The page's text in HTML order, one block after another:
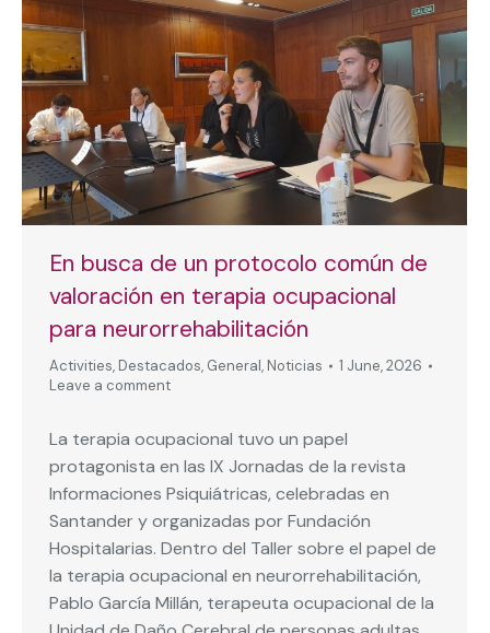
En busca de un protocolo común de
valoración en terapia ocupacional
para neurorrehabilitación
Activities, Destacados, General, Noticias
1 June, 2026
Leave a comment
La terapia ocupacional tuvo un papel
protagonista en las IX Jornadas de la revista
Informaciones Psiquiátricas, celebradas en
Santander y organizadas por Fundación
Hospitalarias. Dentro del Taller sobre el papel de
la terapia ocupacional en neurorrehabilitación,
Pablo García Millán, terapeuta ocupacional de la